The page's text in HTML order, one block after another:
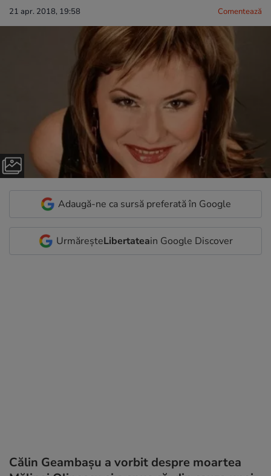
21 apr. 2018, 19:58 Comentează
Adaugă-ne ca sursă preferată în Google
UrmăreșteLibertateain Google Discover
Călin Geambașu a vorbit despre moartea